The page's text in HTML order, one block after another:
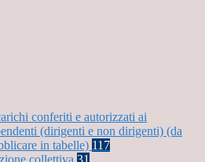
conferiti e autorizzati ai
(dirigenti e non dirigenti) (da
in tabelle) 117